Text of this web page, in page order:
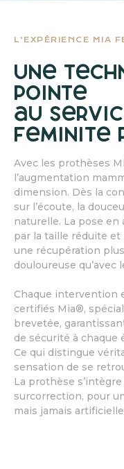
L'EXPÉRIENCE MIA
une
pointe
au
féminité
Avec les prothèses
l’augmentation
dimension. Dès la
sur l’écoute, la
naturelle. La pose en
par la taille réduite
une récupération
douloureuse
Chaque intervention
certifiés Mia®,
brevetée,
de sécurité à chaque
Ce qui distingue
sensation de se
La prothèse
surcorrection, pour
mais jamais